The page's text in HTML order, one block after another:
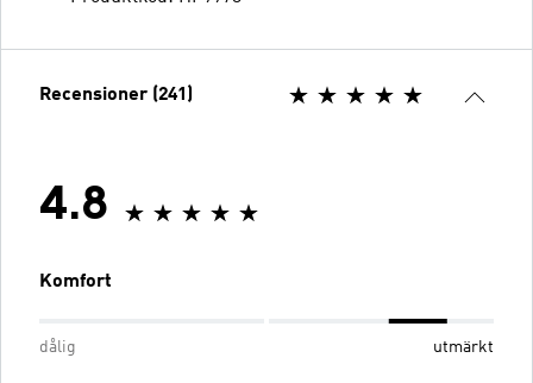
Recensioner (241)
4.8
Komfort
dålig utmärkt